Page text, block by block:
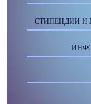
СТИПЕНДИИ И